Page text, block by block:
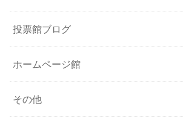
投票館ブログ
ホームページ館
その他